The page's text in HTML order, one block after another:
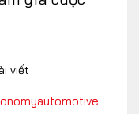
viết